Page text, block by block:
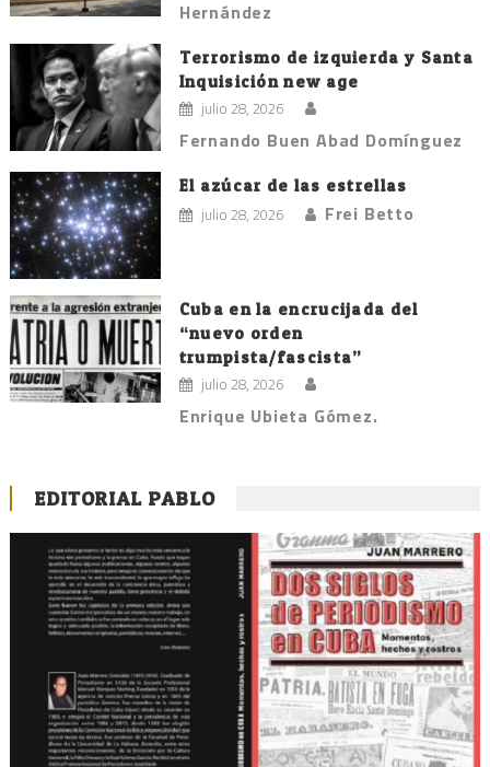
Hernández
Terrorismo de izquierda y Santa
Inquisición new age
julio 28, 2026
Fernando Buen Abad Domínguez
El azúcar de las estrellas
julio 28, 2026 Frei Betto
Cuba en la encrucijada del
“nuevo orden
trumpista/fascista”
julio 28, 2026
Enrique Ubieta Gómez.
EDITORIAL PABLO